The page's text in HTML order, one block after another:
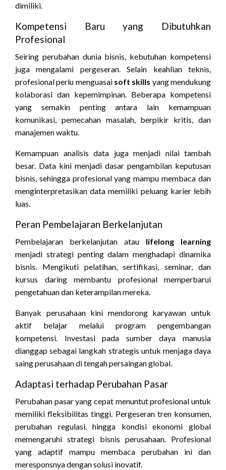
dimiliki.
Kompetensi Baru yang Dibutuhkan
Profesional
Seiring perubahan dunia bisnis, kebutuhan kompetensi
juga mengalami pergeseran. Selain keahlian teknis,
profesional perlu menguasai soft skills yang mendukung
kolaborasi dan kepemimpinan. Beberapa kompetensi
yang semakin penting antara lain kemampuan
komunikasi, pemecahan masalah, berpikir kritis, dan
manajemen waktu.
Kemampuan analisis data juga menjadi nilai tambah
besar. Data kini menjadi dasar pengambilan keputusan
bisnis, sehingga profesional yang mampu membaca dan
menginterpretasikan data memiliki peluang karier lebih
luas.
Peran Pembelajaran Berkelanjutan
Pembelajaran berkelanjutan atau lifelong learning
menjadi strategi penting dalam menghadapi dinamika
bisnis. Mengikuti pelatihan, sertifikasi, seminar, dan
kursus daring membantu profesional memperbarui
pengetahuan dan keterampilan mereka.
Banyak perusahaan kini mendorong karyawan untuk
aktif belajar melalui program pengembangan
kompetensi. Investasi pada sumber daya manusia
dianggap sebagai langkah strategis untuk menjaga daya
saing perusahaan di tengah persaingan global.
Adaptasi terhadap Perubahan Pasar
Perubahan pasar yang cepat menuntut profesional untuk
memiliki fleksibilitas tinggi. Pergeseran tren konsumen,
perubahan regulasi, hingga kondisi ekonomi global
memengaruhi strategi bisnis perusahaan. Profesional
yang adaptif mampu membaca perubahan ini dan
meresponsnya dengan solusi inovatif.